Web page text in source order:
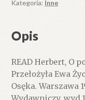
Kategoria: Inne
Opis
READ Herbert, O
Przełożyła Ewa
Osęka. Warszawa
Wydawniczy.